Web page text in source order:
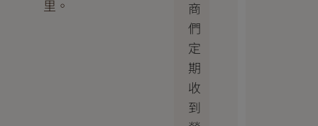
里。
商
們
定
期
收
到